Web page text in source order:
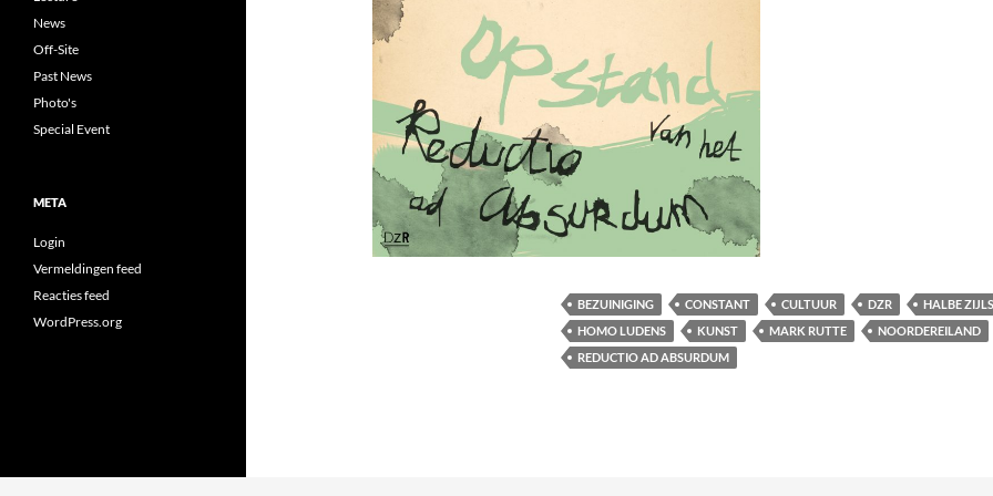
BEZUINIGING CONSTANT CULTUUR DZR
HALBE
HOMO LUDENS
KUNST MARK RUTTE NOORDEREILAND
REDUCTIO AD ABSURDUM
News
Off-Site
Past News
Photo's
Special Event
META
Login
Vermeldingen feed
Reacties feed
WordPress.org